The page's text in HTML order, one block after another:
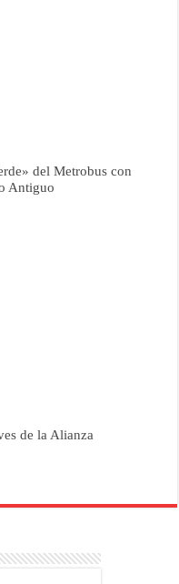
del Metrobus con
Antiguo
de la Alianza